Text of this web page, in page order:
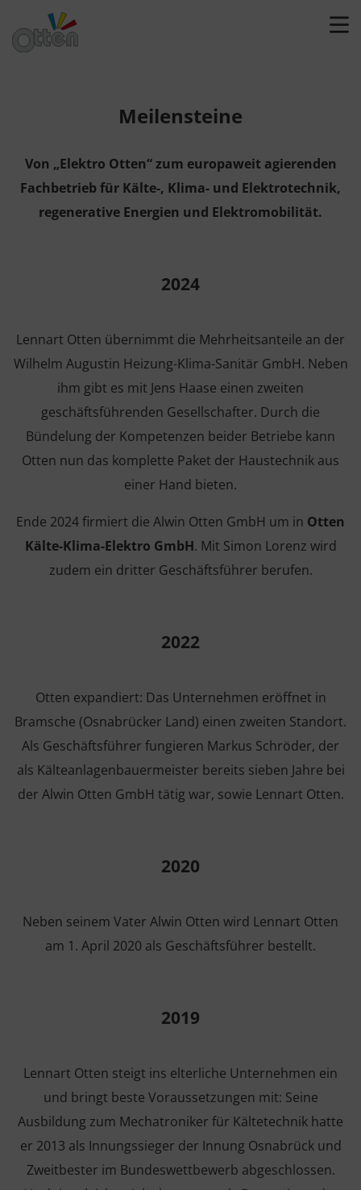
Meilensteine
Von „Elektro Otten“ zum europaweit agierenden
Fachbetrieb für Kälte-, Klima- und Elektrotechnik,
regenerative Energien und Elektromobilität.
2024
Lennart Otten übernimmt die Mehrheitsanteile an der
Wilhelm Augustin Heizung-Klima-Sanitär GmbH. Neben
ihm gibt es mit Jens Haase einen zweiten
geschäftsführenden Gesellschafter. Durch die
Bündelung der Kompetenzen beider Betriebe kann
Otten nun das komplette Paket der Haustechnik aus
einer Hand bieten.
Ende 2024 firmiert die Alwin Otten GmbH um in Otten
Kälte-Klima-Elektro GmbH. Mit Simon Lorenz wird
zudem ein dritter Geschäftsführer berufen.
2022
Otten expandiert: Das Unternehmen eröffnet in
Bramsche (Osnabrücker Land) einen zweiten Standort.
Als Geschäftsführer fungieren Markus Schröder, der
als Kälteanlagenbauermeister bereits sieben Jahre bei
der Alwin Otten GmbH tätig war, sowie Lennart Otten.
2020
Neben seinem Vater Alwin Otten wird Lennart Otten
am 1. April 2020 als Geschäftsführer bestellt.
2019
Lennart Otten steigt ins elterliche Unternehmen ein
und bringt beste Voraussetzungen mit: Seine
Ausbildung zum Mechatroniker für Kältetechnik hatte
er 2013 als Innungssieger der Innung Osnabrück und
Zweitbester im Bundeswettbewerb abgeschlossen.